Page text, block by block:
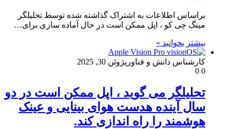
براساس اطلاعات به اشتراک گذاشته شده توسط تحلیلگر
مینگ چی کو ، اپل ممکن است در حال آماده سازی برای…
بیشتر بخوانید »
کارشناس دانش و فناوریژوئن 30, 2025
0
تحلیلگر می گوید ، اپل ممکن است در دو
سال آینده هدست هوای بینایی و عینک
هوشمند را راه اندازی کند.